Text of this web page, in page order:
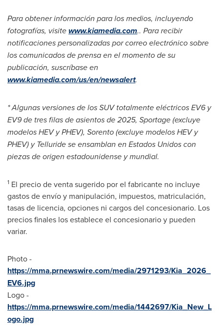
Para obtener información para los medios, incluyendo
fotografías, visitewww.kiamedia.com.. Para recibir
notificaciones personalizadas por correo electrónico sobre
los comunicados de prensa en el momento de su
publicación, suscríbase en
www.kiamedia.com/us/en/newsalert.
* Algunas versiones de los SUV totalmente eléctricos EV6 y
EV9 de tres filas de asientos de 2025, Sportage (excluye
modelos HEV y PHEV), Sorento (excluye modelos HEV y
PHEV) y Telluride se ensamblan en Estados Unidos con
piezas de origen estadounidense y mundial.
1 El precio de venta sugerido por el fabricante no incluye
gastos de envío y manipulación, impuestos, matriculación,
tasas de licencia, opciones ni cargos del concesionario. Los
precios finales los establece el concesionario y pueden
variar.
Photo -
https://mma.prnewswire.com/media/2971293/Kia_2026_
EV6.jpg
Logo -
https://mma.prnewswire.com/media/1442697/Kia_New_L
ogo.jpg